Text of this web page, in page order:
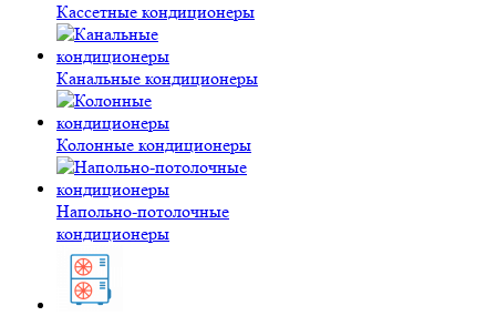
Кассетные кондиционеры
Канальные кондиционеры
Колонные кондиционеры
Напольно-потолочные
кондиционеры